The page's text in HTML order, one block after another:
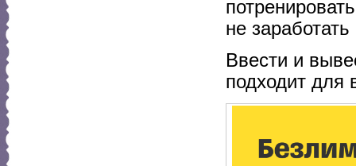
не заработать
Ввести и
подходит для